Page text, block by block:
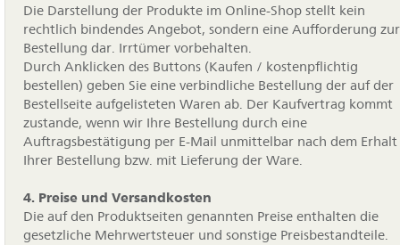
Die Darstellung der Produkte im Online-Shop stellt kein
rechtlich bindendes Angebot, sondern eine Aufforderung zur
Bestellung dar. Irrtümer vorbehalten.
Durch Anklicken des Buttons (Kaufen / kostenpflichtig
bestellen) geben Sie eine verbindliche Bestellung der auf der
Bestellseite aufgelisteten Waren ab. Der Kaufvertrag kommt
zustande, wenn wir Ihre Bestellung durch eine
Auftragsbestätigung per E-Mail unmittelbar nach dem Erhalt
Ihrer Bestellung bzw. mit Lieferung der Ware.
4. Preise und Versandkosten
Die auf den Produktseiten genannten Preise enthalten die
gesetzliche Mehrwertsteuer und sonstige Preisbestandteile.